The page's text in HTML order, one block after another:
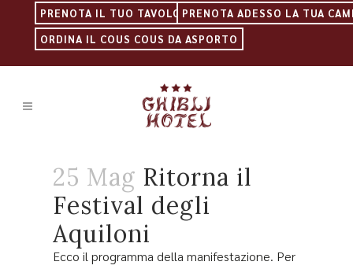
PRENOTA IL TUO TAVOLO
ORDINA IL COUS COUS DA ASPORTO
PRENOTA ADESSO LA TUA
25 Mag Ritorna il
Festival degli
Aquiloni
Ecco il programma della manifestazione. Per